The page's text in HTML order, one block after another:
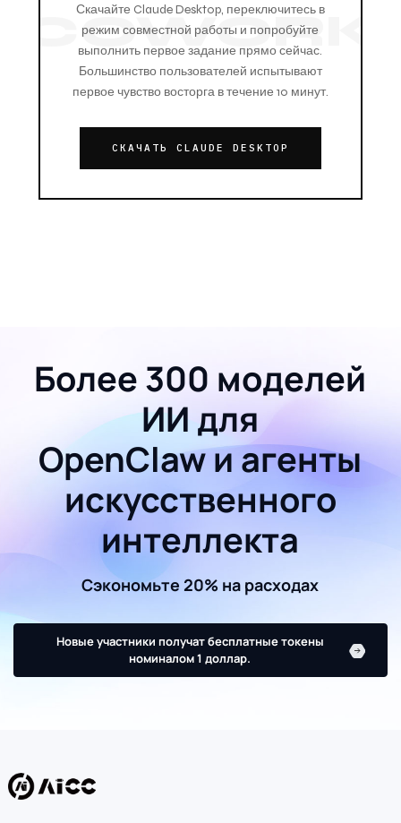
Скачайте Claude Desktop, переключитесь в
режим совместной работы и попробуйте
выполнить первое задание прямо сейчас.
Большинство пользователей испытывают
первое чувство восторга в течение 10 минут.
СКАЧАТЬ CLAUDE DESKTOP
Более 300 моделей
ИИ для
OpenClaw и агенты
искусственного
интеллекта
Сэкономьте 20% на расходах
Новые участники получат бесплатные токены
номиналом 1 доллар.